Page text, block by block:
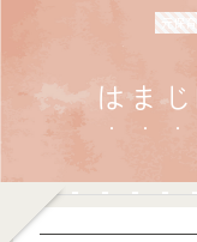
元保
はま